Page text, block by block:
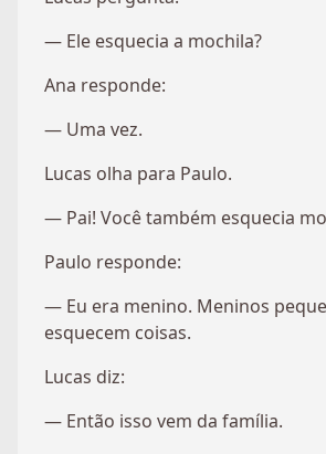
— Ele esquecia a mochila?
Ana responde:
— Uma vez.
Lucas olha para Paulo.
— Pai! Você também esquecia
Paulo responde:
— Eu era menino. Meninos
esquecem coisas.
Lucas diz:
— Então isso vem da família.